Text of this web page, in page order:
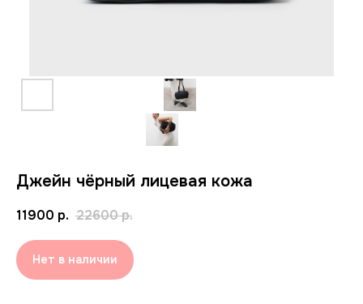
Джейн чёрный лицевая кожа
11900 р. 22600р.
Нет в наличии